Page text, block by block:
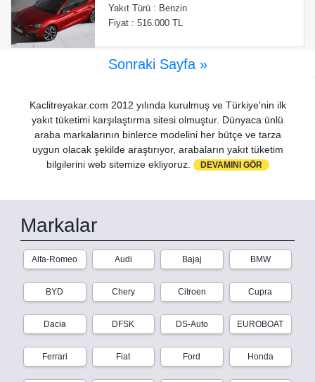
Yakıt Türü : Benzin
Fiyat : 516.000 TL
Sonraki Sayfa »
Kaclitreyakar.com 2012 yılında kurulmuş ve Türkiye'nin ilk
yakıt tüketimi karşılaştırma sitesi olmuştur. Dünyaca ünlü
araba markalarının binlerce modelini her bütçe ve tarza
uygun olacak şekilde araştırıyor, arabaların yakıt tüketim
bilgilerini web sitemize ekliyoruz.
DEVAMINI GÖR
Markalar
Alfa-Romeo Audi Bajaj BMW
BYD Chery Citroen Cupra
Dacia DFSK DS-Auto EUROBOAT
Ferrari Fiat Ford Honda